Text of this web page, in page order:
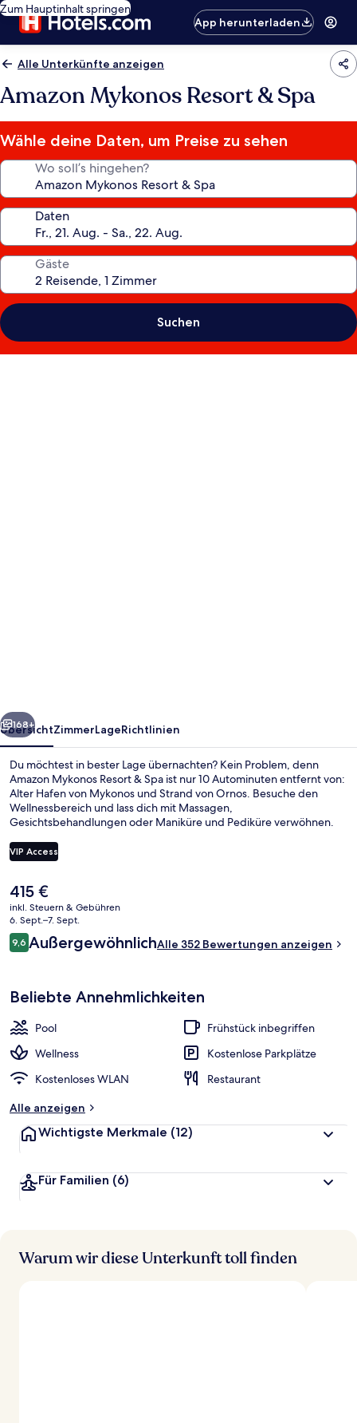
Zum Hauptinhalt springen
App herunterladen
Alle Unterkünfte anzeigen
Amazon Mykonos Resort & Spa
Wähle deine Daten, um Preise zu sehen
Wo soll’s hingehen?
Daten
Gäste
Suchen
Weiter
168+
ÜbersichtZimmerLageRichtlinien
Du möchtest in bester Lage übernachten? Kein Problem, denn
Amazon Mykonos Resort & Spa ist nur 10 Autominuten entfernt von:
Alter Hafen von Mykonos und Strand von Ornos. Besuche den
Wellnessbereich und lass dich mit Massagen,
Gesichtsbehandlungen oder Maniküre und Pediküre verwöhnen.
mediterrane Küche serviert. Dieses Hotel im luxuriösen Stil bietet als
weitere Highlights einen Innenpool, eine Poolbar sowie ein
den Allgemeinzustand.
VIP Access
Der
aktuelle
Preis
beträgt
415 €.
415 €
inkl. Steuern & Gebühren
6. Sept.–7. Sept.
Bewertungen
9,69,6 von 10.
AußergewöhnlichAlle 352 Bewertungen anzeigen
Beliebte Annehmlichkeiten
Pool
Frühstück inbegriffen
Wellness
Kostenlose Parkplätze
Kostenloses WLAN
Restaurant
Alle anzeigen
Wichtigste Merkmale (12)
Für Familien (6)
Warum wir diese Unterkunft toll finden